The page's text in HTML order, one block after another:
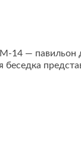
14 — павильон
беседка